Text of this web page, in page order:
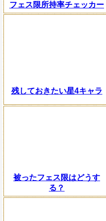
フェス限所持率チェッカー
残しておきたい星4キャラ
被ったフェス限はどうす
る？